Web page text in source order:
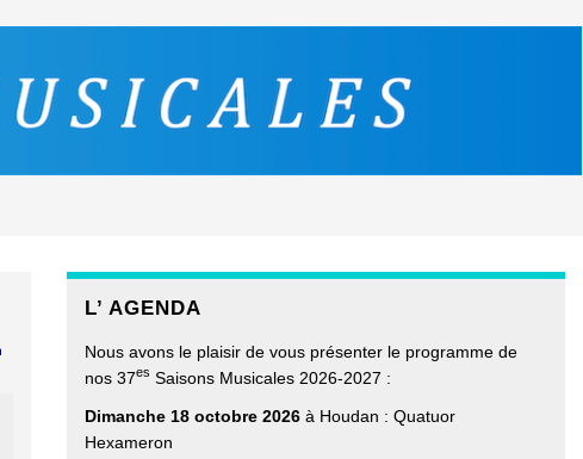
L’ AGENDA
Nous avons le plaisir de vous présenter le programme de
nos 37es Saisons Musicales 2026-2027 :
Dimanche 18 octobre 2026 à Houdan : Quatuor
Hexameron